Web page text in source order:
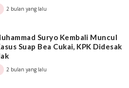
2 bulan yang lalu
Suryo Kembali Muncul
Suap Bea Cukai, KPK Didesak
2 bulan yang lalu